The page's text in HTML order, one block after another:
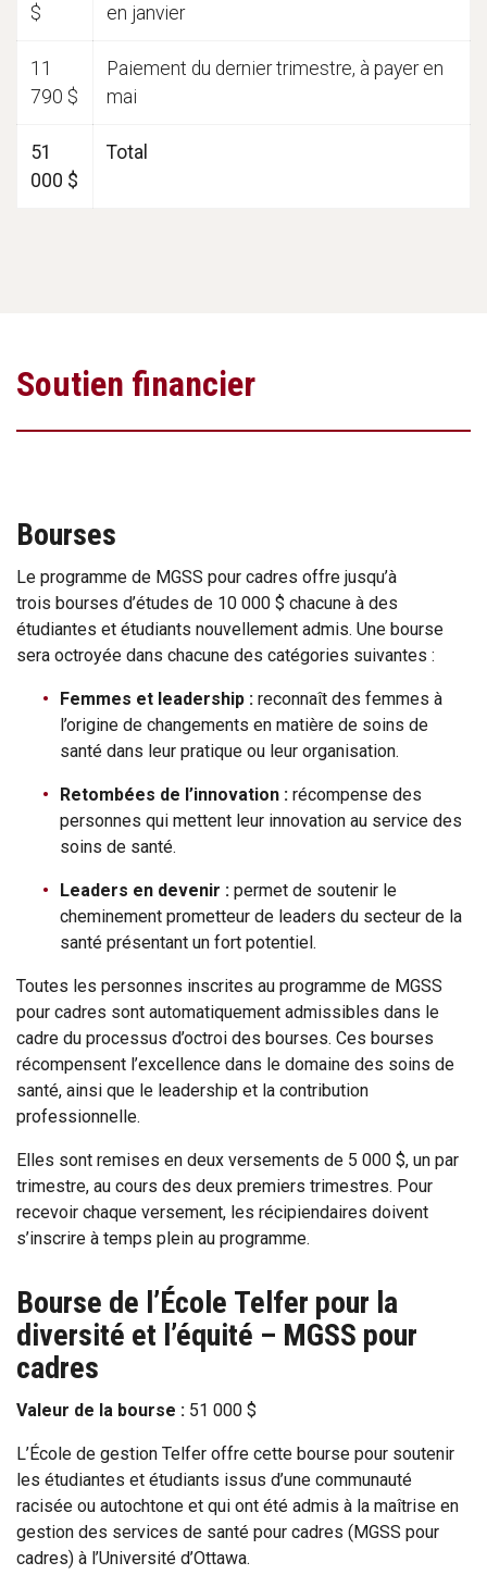
$
en janvier
11
790 $
Paiement du dernier trimestre, à payer en
mai
51
000 $
Total
Soutien financier
Bourses
Le programme de MGSS pour cadres offre jusqu’à
trois bourses d’études de 10 000 $ chacune à des
étudiantes et étudiants nouvellement admis. Une bourse
sera octroyée dans chacune des catégories suivantes :
Femmes et leadership : reconnaît des femmes à
l’origine de changements en matière de soins de
santé dans leur pratique ou leur organisation.
Retombées de l’innovation : récompense des
personnes qui mettent leur innovation au service des
soins de santé.
Leaders en devenir : permet de soutenir le
cheminement prometteur de leaders du secteur de la
santé présentant un fort potentiel.
Toutes les personnes inscrites au programme de MGSS
pour cadres sont automatiquement admissibles dans le
cadre du processus d’octroi des bourses. Ces bourses
récompensent l’excellence dans le domaine des soins de
santé, ainsi que le leadership et la contribution
professionnelle.
Elles sont remises en deux versements de 5 000 $, un par
trimestre, au cours des deux premiers trimestres. Pour
recevoir chaque versement, les récipiendaires doivent
s’inscrire à temps plein au programme.
Bourse de l’École Telfer pour la
diversité et l’équité – MGSS pour
cadres
Valeur de la bourse : 51 000 $
L’École de gestion Telfer offre cette bourse pour soutenir
les étudiantes et étudiants issus d’une communauté
racisée ou autochtone et qui ont été admis à la maîtrise en
gestion des services de santé pour cadres (MGSS pour
cadres) à l’Université d’Ottawa.